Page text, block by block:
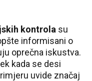
kontrola su
informisani o
oprečna iskustva.
kada se desi
uvide značaj